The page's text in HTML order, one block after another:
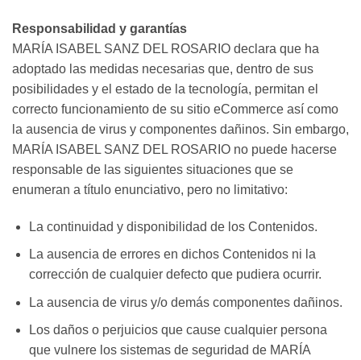
Responsabilidad y garantías
MARÍA ISABEL SANZ DEL ROSARIO declara que ha
adoptado las medidas necesarias que, dentro de sus
posibilidades y el estado de la tecnología, permitan el
correcto funcionamiento de su sitio eCommerce así como
la ausencia de virus y componentes dañinos. Sin embargo,
MARÍA ISABEL SANZ DEL ROSARIO no puede hacerse
responsable de las siguientes situaciones que se
enumeran a título enunciativo, pero no limitativo:
La continuidad y disponibilidad de los Contenidos.
La ausencia de errores en dichos Contenidos ni la
corrección de cualquier defecto que pudiera ocurrir.
La ausencia de virus y/o demás componentes dañinos.
Los daños o perjuicios que cause cualquier persona
que vulnere los sistemas de seguridad de MARÍA